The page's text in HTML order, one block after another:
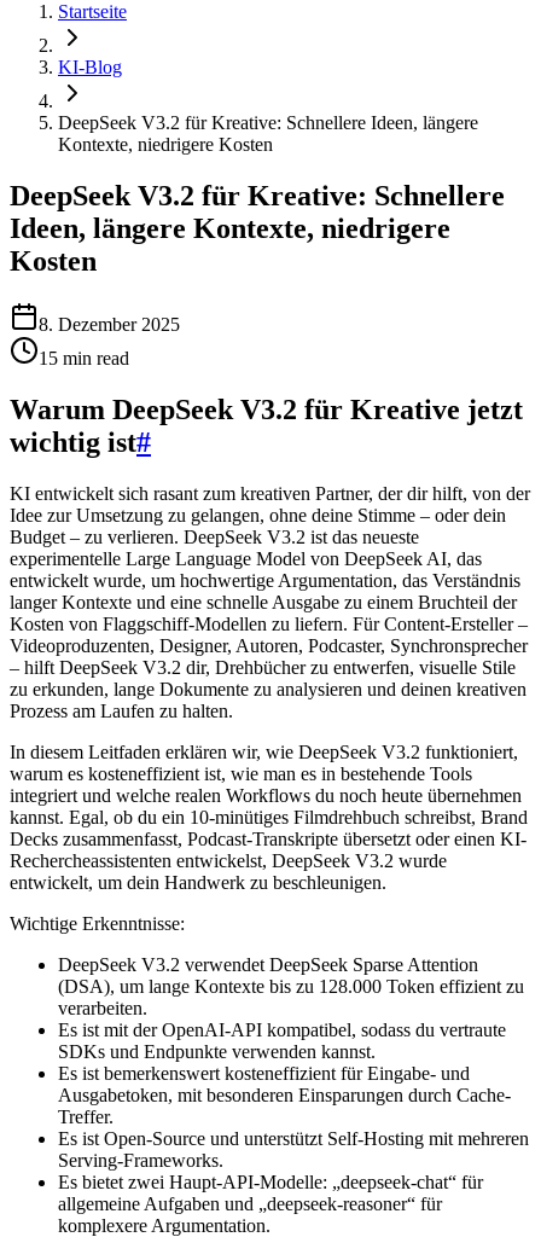
Startseite
KI-Blog
DeepSeek V3.2 für Kreative: Schnellere Ideen, längere
Kontexte, niedrigere Kosten
DeepSeek V3.2 für Kreative: Schnellere
Ideen, längere Kontexte, niedrigere
Kosten
8. Dezember 2025
15 min read
Warum DeepSeek V3.2 für Kreative jetzt
wichtig ist#
KI entwickelt sich rasant zum kreativen Partner, der dir hilft, von der
Idee zur Umsetzung zu gelangen, ohne deine Stimme – oder dein
Budget – zu verlieren. DeepSeek V3.2 ist das neueste
experimentelle Large Language Model von DeepSeek AI, das
entwickelt wurde, um hochwertige Argumentation, das Verständnis
langer Kontexte und eine schnelle Ausgabe zu einem Bruchteil der
Kosten von Flaggschiff-Modellen zu liefern. Für Content-Ersteller –
Videoproduzenten, Designer, Autoren, Podcaster, Synchronsprecher
– hilft DeepSeek V3.2 dir, Drehbücher zu entwerfen, visuelle Stile
zu erkunden, lange Dokumente zu analysieren und deinen kreativen
Prozess am Laufen zu halten.
In diesem Leitfaden erklären wir, wie DeepSeek V3.2 funktioniert,
warum es kosteneffizient ist, wie man es in bestehende Tools
integriert und welche realen Workflows du noch heute übernehmen
kannst. Egal, ob du ein 10-minütiges Filmdrehbuch schreibst, Brand
Decks zusammenfasst, Podcast-Transkripte übersetzt oder einen KI-
Rechercheassistenten entwickelst, DeepSeek V3.2 wurde
entwickelt, um dein Handwerk zu beschleunigen.
Wichtige Erkenntnisse:
DeepSeek V3.2 verwendet DeepSeek Sparse Attention
(DSA), um lange Kontexte bis zu 128.000 Token effizient zu
verarbeiten.
Es ist mit der OpenAI-API kompatibel, sodass du vertraute
SDKs und Endpunkte verwenden kannst.
Es ist bemerkenswert kosteneffizient für Eingabe- und
Ausgabetoken, mit besonderen Einsparungen durch Cache-
Treffer.
Es ist Open-Source und unterstützt Self-Hosting mit mehreren
Serving-Frameworks.
Es bietet zwei Haupt-API-Modelle: „deepseek-chat“ für
allgemeine Aufgaben und „deepseek-reasoner“ für
komplexere Argumentation.